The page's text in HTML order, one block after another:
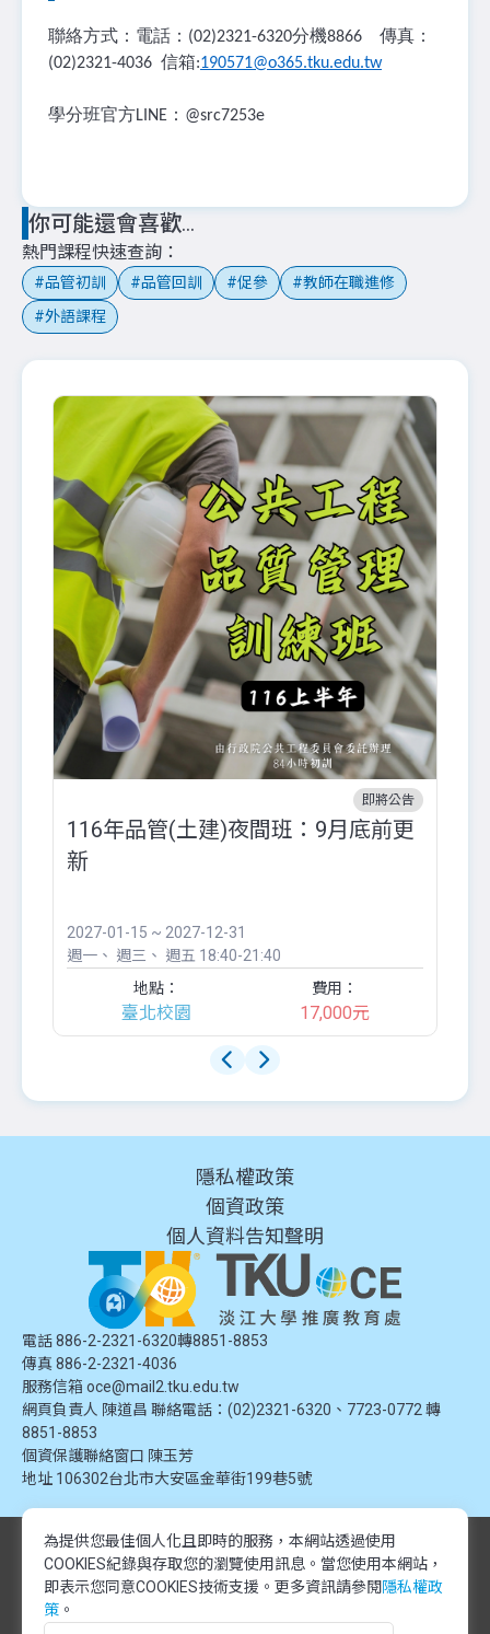
聯絡方式：電話： (02)2321-6320分機8866 傳真：
(02)2321-4036 信箱:190571@o365.tku.edu.tw
學分班官方LINE ： @src7253e
你可能還會喜歡...
熱門課程快速查詢
品管初訓 品管回訓 促參
教師在職進修
外語課程
即將公告
116年品管(土建)夜間班：9月底前更
新
2027-01-15 ~ 2027-12-31
週一
週三 週五 18:40-21:40
地點：
臺北校園
費用：
17,000元
隱私權政策
個資政策
個人資料告知聲明
電話 886-2-2321-6320轉8851-8853
傳真 886-2-2321-4036
服務信箱 oce@mail2.tku.edu.tw
網頁負責人 陳道昌 聯絡電話：(02)2321-6320、7723-0772 轉
8851-8853
個資保護聯絡窗口 陳玉芳
地址 106302台北市大安區金華街199巷5號
© 2024 淡江大學推廣教育處. 版權所有。本網站內容由淡江大學推廣教育處
提供，未經授權禁止轉載或引用。所有課程資訊、圖片及資料皆屬本單位所
有，僅供學習交流使用。
© 2024 Tamkang University Office of Continuing Education. All rights
reserved.The content of this website is provided by Tamkang University
為提供您最佳個人化且即時的服務，本網站透過使用
COOKIES紀錄與存取您的瀏覽使用訊息。 當您使用本網站，
即表示您同意COOKIES技術支援。更多資訊請參閱 隱私權政
策 。